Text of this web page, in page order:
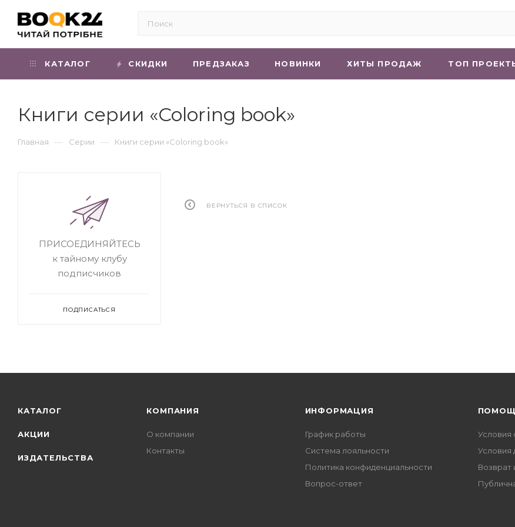
КАТАЛОГ СКИДКИ ПРЕДЗАКАЗ НОВИНКИ ХИТЫ ПРОДАЖ ТОП
Книги серии «Coloring book»
Главная — Серии — Книги серии «Coloring book»
ВЕРНУТЬСЯ В СПИСОК
ПРИСОЕДИНЯЙТЕСЬ
к тайному клубу
подписчиков
ПОДПИСАТЬСЯ
КАТАЛОГ
АКЦИИ
ИЗДАТЕЛЬСТВА
КОМПАНИЯ
О компании
Контакты
ИНФОРМАЦИЯ
График работы
Система лояльности
Политика конфиденциальности
Вопрос-ответ
Условия
Условия
Возврат